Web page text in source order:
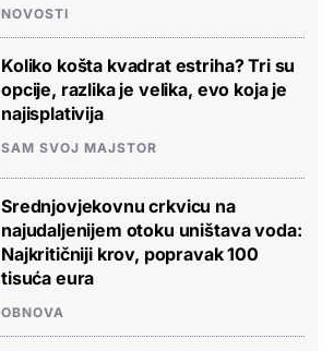
NOVOSTI
Koliko košta kvadrat estriha? Tri su
opcije, razlika je velika, evo koja je
najisplativija
SAM SVOJ MAJSTOR
Srednjovjekovnu crkvicu na
najudaljenijem otoku uništava voda:
Najkritičniji krov, popravak 100
tisuća eura
OBNOVA